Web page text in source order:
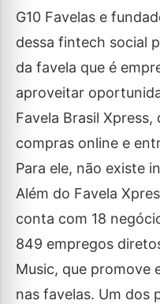
G10 Favelas e
dessa fintech social
da favela que é
aproveitar
Favela Brasil Xpress,
compras online e
Para ele, não existe
Além do Favela
conta com 18
849 empregos
Music, que promove
nas favelas. Um dos